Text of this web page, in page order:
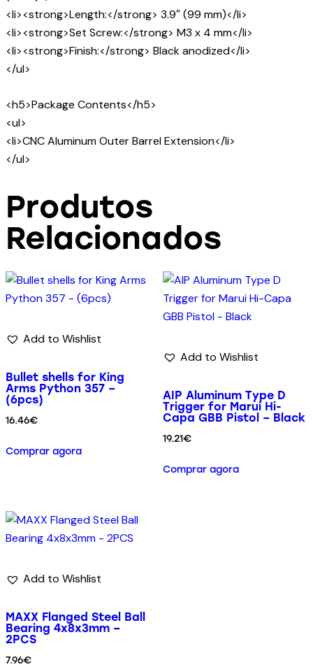
<li><strong>Length:</strong> 3.9″ (99 mm)</li>
<li><strong>Set Screw:</strong> M3 x 4 mm</li>
<li><strong>Finish:</strong> Black anodized</li>
</ul>
<h5>Package Contents</h5>
<ul>
<li>CNC Aluminum Outer Barrel Extension</li>
</ul>
Produtos
Relacionados
Add to Wishlist
Bullet shells for King
Arms Python 357 –
(6pcs)
16.46€
Comprar agora
Add to Wishlist
AIP Aluminum Type D
Trigger for Marui Hi-
Capa GBB Pistol – Black
19.21€
Comprar agora
Add to Wishlist
MAXX Flanged Steel Ball
Bearing 4x8x3mm –
2PCS
7.96€